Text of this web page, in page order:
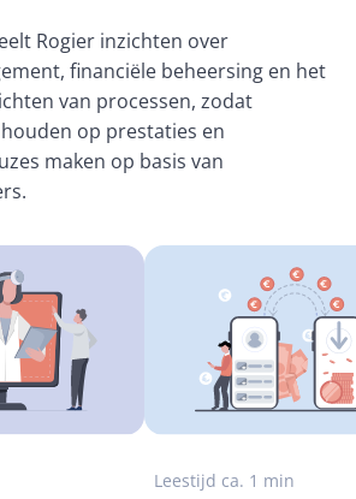
Rogier inzichten over
financiële beheersing en het
van processen, zodat
op prestaties en
maken op basis van
Leestijd ca. 1 min